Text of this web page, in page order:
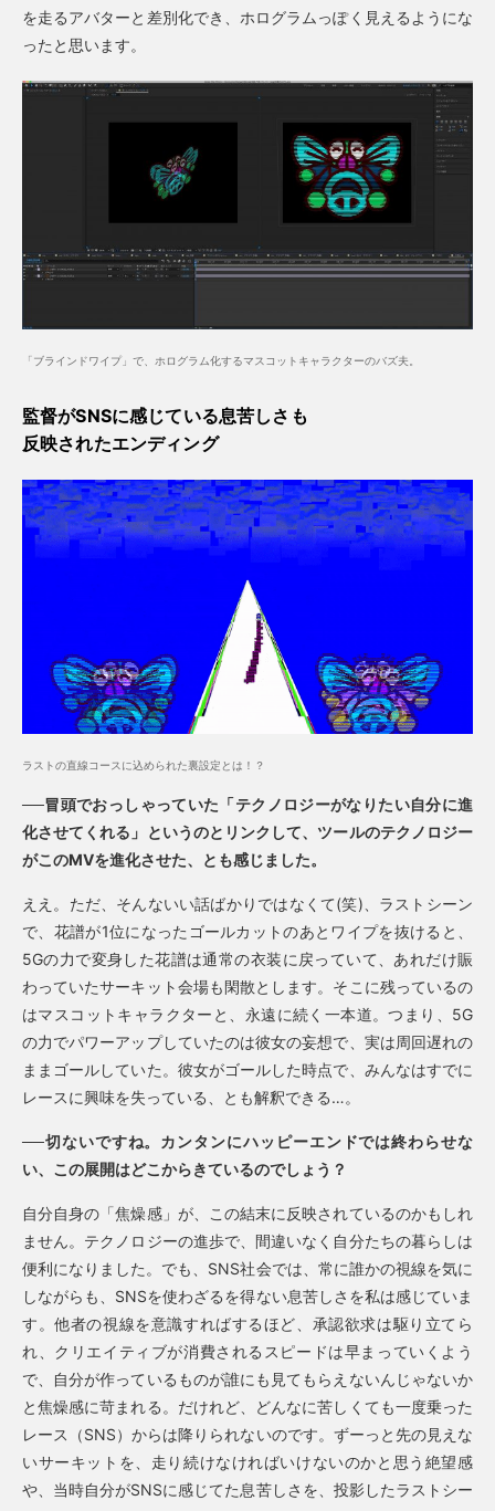
を走るアバターと差別化でき、ホログラムっぽく見えるようにな
ったと思います。
「ブラインドワイプ」で、ホログラム化するマスコットキャラクターのバズ夫。
監督がSNSに感じている息苦しさも
反映されたエンディング
ラストの直線コースに込められた裏設定とは！？
──冒頭でおっしゃっていた「テクノロジーがなりたい自分に進
化させてくれる」というのとリンクして、ツールのテクノロジー
がこのMVを進化させた、とも感じました。
ええ。ただ、そんないい話ばかりではなくて(笑)、ラストシーン
で、花譜が1位になったゴールカットのあとワイプを抜けると、
5Gの力で変身した花譜は通常の衣装に戻っていて、あれだけ賑
わっていたサーキット会場も閑散とします。そこに残っているの
はマスコットキャラクターと、永遠に続く一本道。つまり、5G
の力でパワーアップしていたのは彼女の妄想で、実は周回遅れの
ままゴールしていた。彼女がゴールした時点で、みんなはすでに
レースに興味を失っている、とも解釈できる…。
──切ないですね。カンタンにハッピーエンドでは終わらせな
い、この展開はどこからきているのでしょう？
自分自身の「焦燥感」が、この結末に反映されているのかもしれ
ません。テクノロジーの進歩で、間違いなく自分たちの暮らしは
便利になりました。でも、SNS社会では、常に誰かの視線を気に
しながらも、SNSを使わざるを得ない息苦しさを私は感じていま
す。他者の視線を意識すればするほど、承認欲求は駆り立てら
れ、クリエイティブが消費されるスピードは早まっていくよう
で、自分が作っているものが誰にも見てもらえないんじゃないか
と焦燥感に苛まれる。だけれど、どんなに苦しくても一度乗った
レース（SNS）からは降りられないのです。ずーっと先の見えな
いサーキットを、走り続けなければいけないのかと思う絶望感
や、当時自分がSNSに感じてた息苦しさを、投影したラストシー